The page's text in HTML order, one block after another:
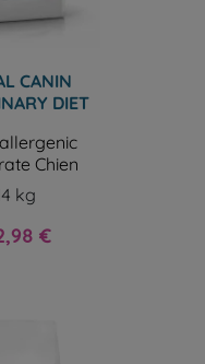
CANIN
DIET
Chien
kg
€